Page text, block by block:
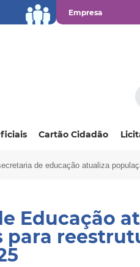
Empresa
Cartão Cidadão
de educação atualiza
Educação
para